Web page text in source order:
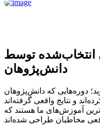
انتخاب‌شده توسط
دانش‌پژوهان
دوره‌هایی که دانش‌پژوهان
آموزش‌های ما هستند که
مخاطبان طراحی شده‌اند